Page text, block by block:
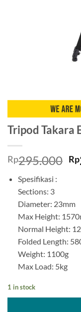
Tripod Takara
Rp295.000 Rp
Spesifikasi :
Sections: 3
Diameter: 23mm
Max Height:
Normal Height:
Folded Length:
Weight: 1100g
Max Load: 5kg
1 in stock